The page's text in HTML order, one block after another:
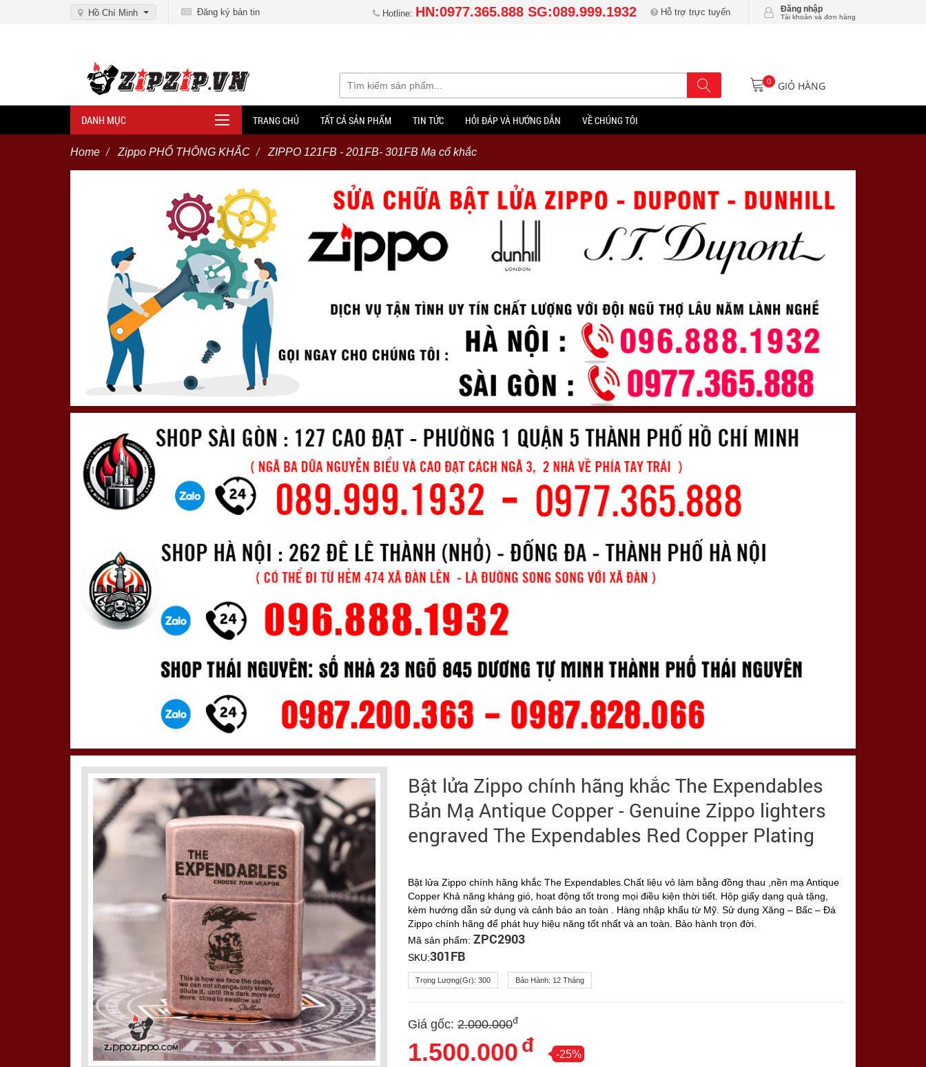
Hồ Chí Minh Đăng ký bản tin Hotline: HN:0977.365.888 SG:089.999.1932 Hỗ trợ trực tuyến Đăng nhập
Tài khoản và đơn hàng
0 GIỎ HÀNG
DANH MỤC TRANG CHỦ TẤT CẢ SẢN PHẨM TIN TỨC HỎI ĐÁP VÀ HƯỚNG DẪN VỀ CHÚNG TÔI
Home Zippo PHỔ THÔNG KHẮC ZIPPO 121FB - 201FB- 301FB Mạ cổ khắc
Bật lửa Zippo chính hãng khắc The Expendables
Bản Mạ Antique Copper - Genuine Zippo lighters
engraved The Expendables Red Copper Plating
Bật lửa Zippo chính hãng khắc The Expendables.Chất liệu vỏ làm bằng đồng thau ,nền mạ Antique
Copper Khả năng kháng gió, hoạt động tốt trong mọi điều kiện thời tiết. Hộp giấy dạng quà tặng,
kèm hướng dẫn sử dụng và cảnh báo an toàn . Hàng nhập khẩu từ Mỹ. Sử dụng Xăng – Bấc – Đá
Zippo chính hãng để phát huy hiệu năng tốt nhất và an toàn. Bảo hành trọn đời.
Mã sản phẩm:ZPC2903
SKU:301FB
Trọng Lượng(gr):300 Bảo Hành: 12 Tháng
Giá gốc: 2.000.000đ
1.500.000 đ -25%